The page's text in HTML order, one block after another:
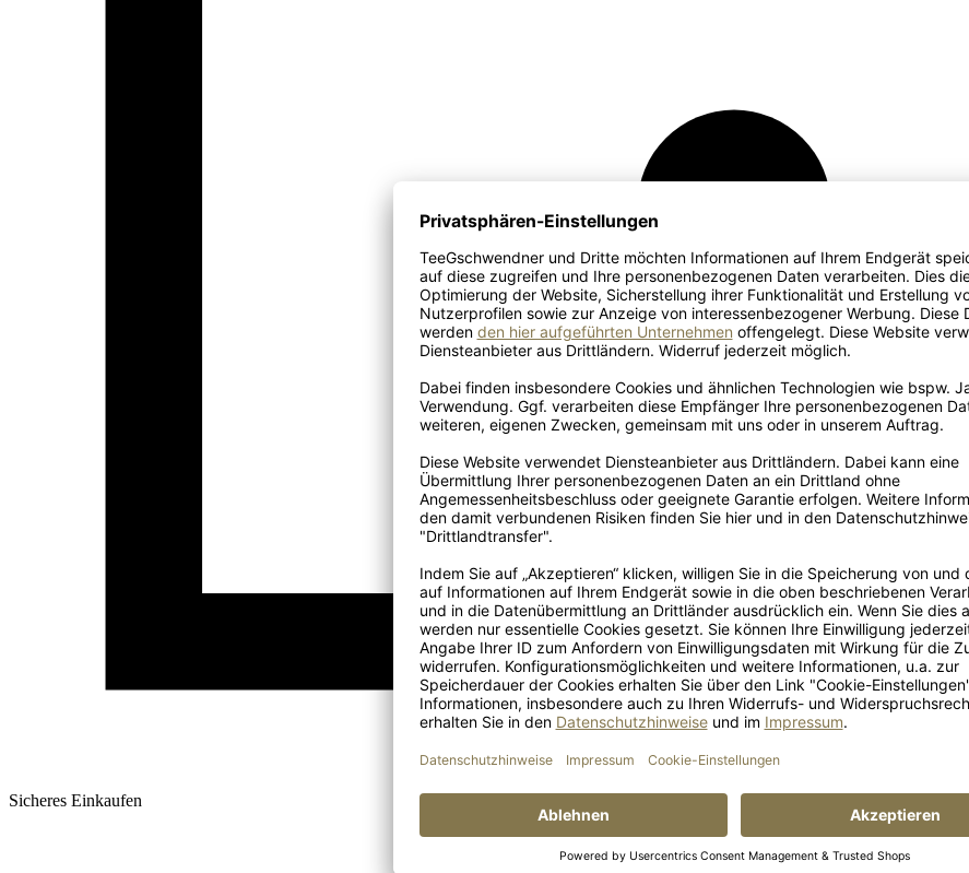
Sicheres Einkaufen